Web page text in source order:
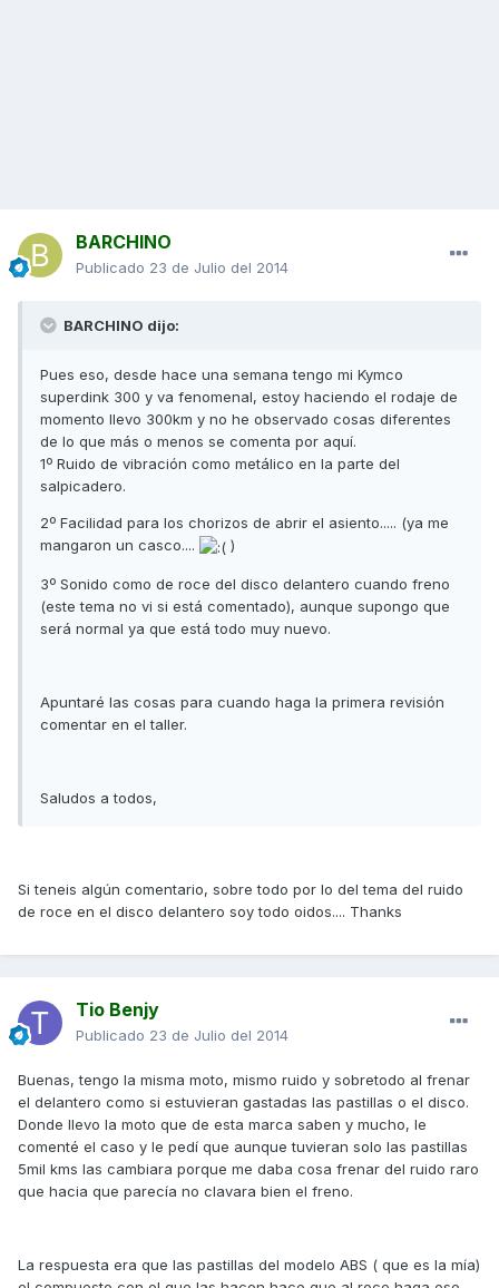
BARCHINO
Publicado 23 de Julio del 2014
BARCHINO dijo:
Pues eso, desde hace una semana tengo mi Kymco
superdink 300 y va fenomenal, estoy haciendo el rodaje de
momento llevo 300km y no he observado cosas diferentes
de lo que más o menos se comenta por aquí.
1º Ruido de vibración como metálico en la parte del
salpicadero.
2º Facilidad para los chorizos de abrir el asiento..... (ya me
mangaron un casco....
)
3º Sonido como de roce del disco delantero cuando freno
(este tema no vi si está comentado), aunque supongo que
será normal ya que está todo muy nuevo.
Apuntaré las cosas para cuando haga la primera revisión
comentar en el taller.
Saludos a todos,
Si teneis algún comentario, sobre todo por lo del tema del ruido
de roce en el disco delantero soy todo oidos.... Thanks
Tio Benjy
Publicado 23 de Julio del 2014
Buenas, tengo la misma moto, mismo ruido y sobretodo al frenar
el delantero como si estuvieran gastadas las pastillas o el disco.
Donde llevo la moto que de esta marca saben y mucho, le
comenté el caso y le pedí que aunque tuvieran solo las pastillas
5mil kms las cambiara porque me daba cosa frenar del ruido raro
que hacia que parecía no clavara bien el freno.
La respuesta era que las pastillas del modelo ABS ( que es la mía)